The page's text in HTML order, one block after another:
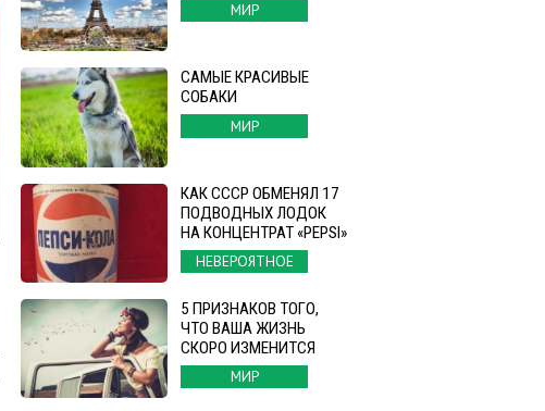
МИР
САМЫЕ КРАСИВЫЕ
СОБАКИ
МИР
КАК СССР ОБМЕНЯЛ 17
ПОДВОДНЫХ ЛОДОК
НА КОНЦЕНТРАТ «PEPSI»
НЕВЕРОЯТНОЕ
5 ПРИЗНАКОВ ТОГО,
ЧТО ВАША ЖИЗНЬ
СКОРО ИЗМЕНИТСЯ
МИР